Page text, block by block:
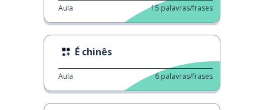
Aula 15 palavras/frases
É chinês
Aula 6 palavras/frases